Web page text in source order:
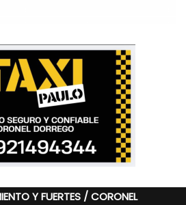
Y FUERTES / CORONEL